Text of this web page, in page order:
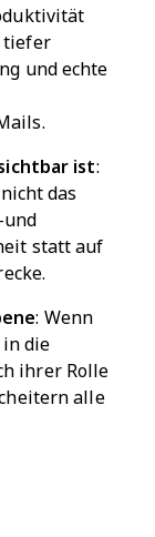
tiefer
und echte
ist:
das
statt auf
: Wenn
die
ihrer Rolle
alle